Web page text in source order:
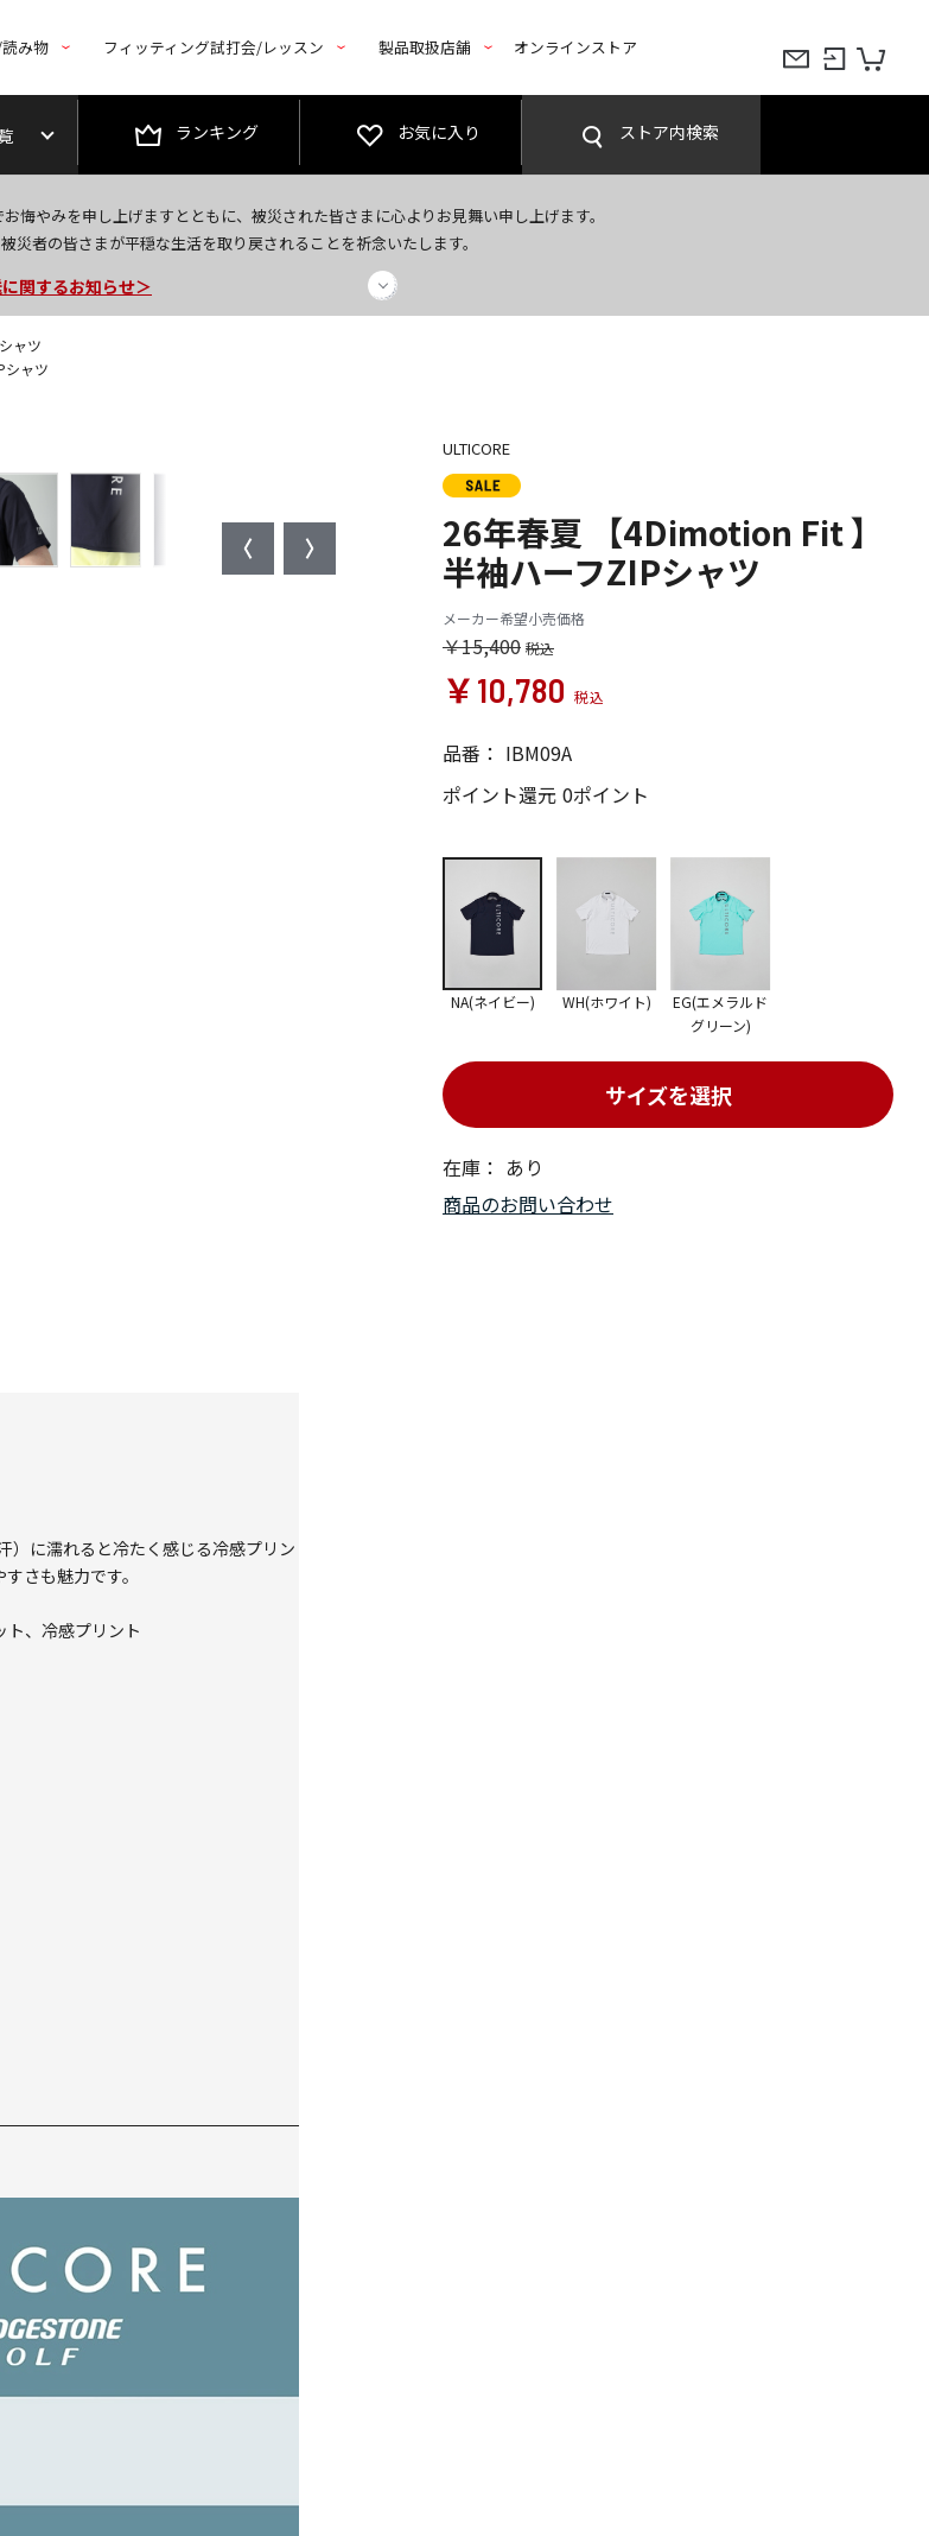
み物 フィッティング試打会/レッスン 製品取扱店舗 オンラインストア
ランキング お気に入り ストア内検索
悔やみを申し上げますとともに、被災された皆さまに心よりお見舞い申し上げます。
災者の皆さまが平穏な生活を取り戻されることを祈念いたします。
員登録で1,000円OFFクーポンプレゼント！
関するお知らせ＞
のご注文・発送・お問い合わせ＞
ャツ
シャツ
ULTICORE
26年春夏 【4Dimotion Fit 】
半袖ハーフZIPシャツ
メーカー希望小売価格
￥15,400
￥10,780
品番： IBM09A
ポイント還元 0ポイント
在庫： あり
サイズを選択
NA(ネイビー) WH(ホワイト)
EG(エメラルド
グリーン)
商品のお問い合わせ
）に濡れると冷たく感じる冷感プリン
さも魅力です。
、冷感プリント